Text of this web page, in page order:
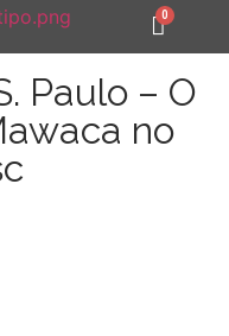
Paulo – O
no